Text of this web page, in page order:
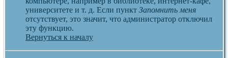
университете и т. д. Если пункт Запомнить меня
отсутствует, это значит, что администратор отключил
эту функцию.
Вернуться к началу